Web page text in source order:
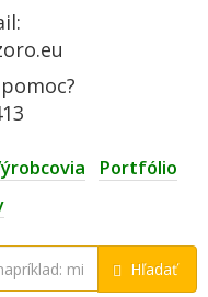
Portfólio
Hľadať